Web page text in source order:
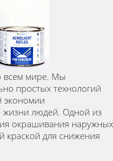
всем мире. Мы
простых технологий
экономии
жизни людей. Одной из
окрашивания наружных
для снижения